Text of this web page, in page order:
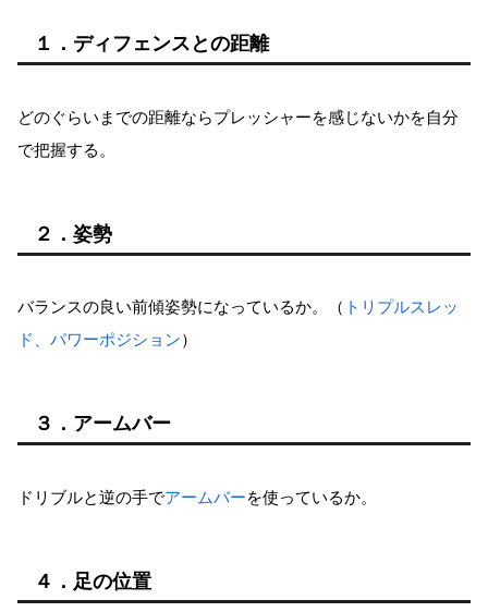
１．ディフェンスとの距離
どのぐらいまでの距離ならプレッシャーを感じないかを自分
で把握する。
２．姿勢
バランスの良い前傾姿勢になっているか。（ トリプルスレッ
ド、パワーポジション）
３．アームバー
ドリブルと逆の手でアームバーを使っているか。
４．足の位置